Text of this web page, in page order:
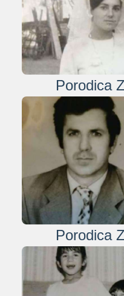
Porodica
Porodica